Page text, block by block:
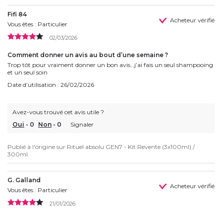
Fifi 84
Vous êtes : Particulier
Acheteur vérifié
02/03/2026
Comment donner un avis au bout d’une semaine ?
Trop tôt pour vraiment donner un bon avis…j’ai fais un seul shampooing
et un seul soin
Date d’utilisation : 26/02/2026
Avez-vous trouvé cet avis utile ?
Oui - 0 Non - 0 Signaler
Publié à l'origine sur Rituel absolu GEN7 - Kit Revente (3x100ml) /
300ml
G. Galland
Vous êtes : Particulier
Acheteur vérifié
21/01/2026